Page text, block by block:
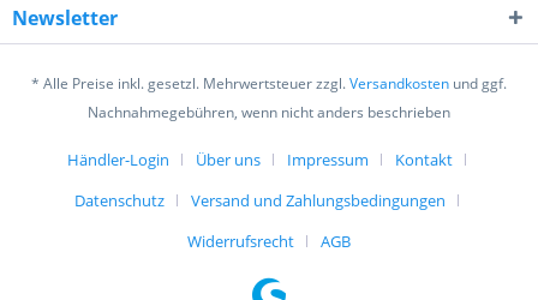
Ich habe dieDatenschutzerklärunggelesen,
verstanden und stimme zu. *
Newsletter
* Alle Preise inkl. gesetzl. Mehrwertsteuer zzgl.Versandkosten und ggf.
Nachnahmegebühren, wenn nicht anders beschrieben
Händler-Login Über uns Impressum
Kontakt
Datenschutz
Versand und Zahlungsbedingungen
Widerrufsrecht
AGB